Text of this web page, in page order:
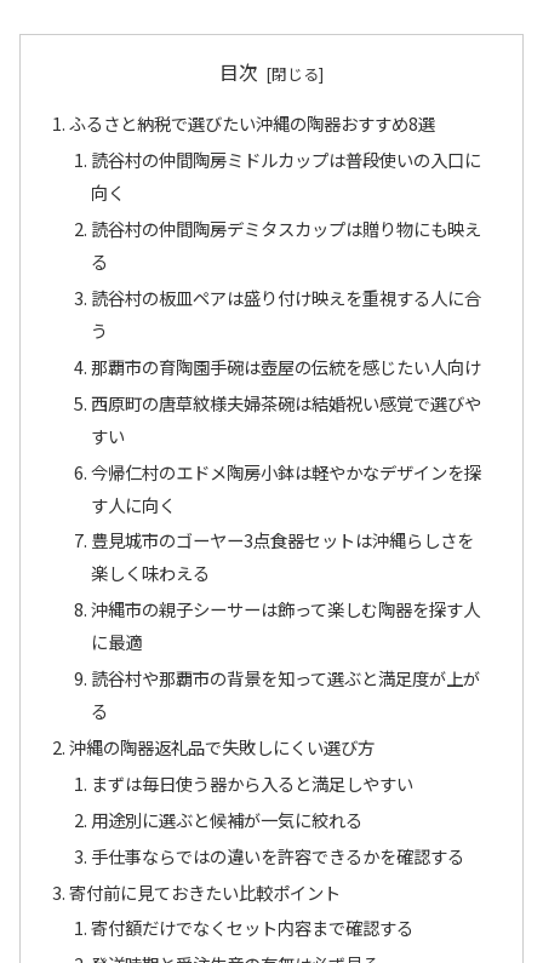
目次
ふるさと納税で選びたい沖縄の陶器おすすめ8選
読谷村の仲間陶房ミドルカップは普段使いの入口に
向く
読谷村の仲間陶房デミタスカップは贈り物にも映え
る
読谷村の板皿ペアは盛り付け映えを重視する人に合
う
那覇市の育陶園手碗は壺屋の伝統を感じたい人向け
西原町の唐草紋様夫婦茶碗は結婚祝い感覚で選びや
すい
今帰仁村のエドメ陶房小鉢は軽やかなデザインを探
す人に向く
豊見城市のゴーヤー3点食器セットは沖縄らしさを
楽しく味わえる
沖縄市の親子シーサーは飾って楽しむ陶器を探す人
に最適
読谷村や那覇市の背景を知って選ぶと満足度が上が
る
沖縄の陶器返礼品で失敗しにくい選び方
まずは毎日使う器から入ると満足しやすい
用途別に選ぶと候補が一気に絞れる
手仕事ならではの違いを許容できるかを確認する
寄付前に見ておきたい比較ポイント
寄付額だけでなくセット内容まで確認する